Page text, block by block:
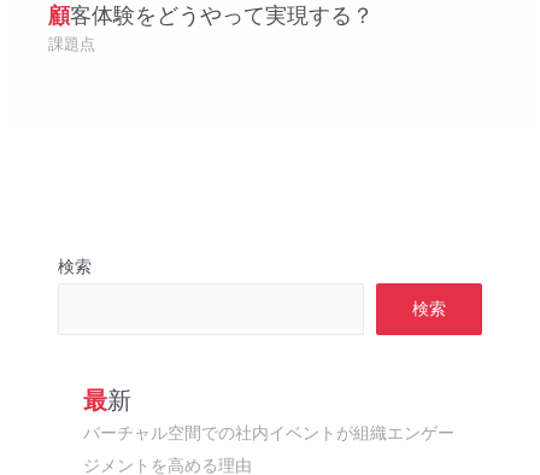
顧客体験をどうやって実現する？
課題点
検索
検索
最新
バーチャル空間での社内イベントが組織エンゲー
ジメントを高める理由